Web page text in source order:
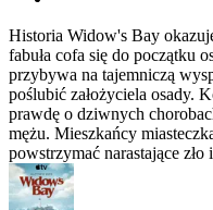
Historia Widow's Bay
fabuła cofa się do początku
przybywa na tajemniczą
poślubić założyciela osady.
prawdę o dziwnych
mężu. Mieszkańcy
powstrzymać narastające